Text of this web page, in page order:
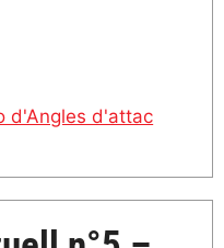
d'Angles d'attac